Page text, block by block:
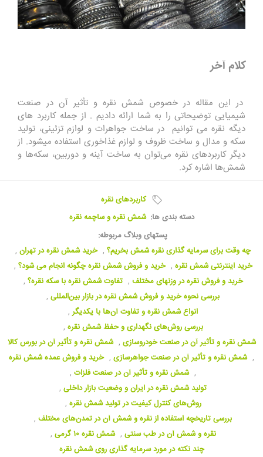
کلام آخر
در این مقاله در خصوص شمش نقره و تأثیر آن در صنعت
شیمیایی توضیحاتی را به شما ارائه دادیم . از جمله کاربرد های
دیگه نقره می توانیم در ساخت جواهرات و لوازم تزئینی، تولید
سکه و مدال و ساخت ظروف و لوازم غذاخوری استفاده میشود. از
دیگر کاربردهای نقره می‌توان به ساخت آینه و دوربین، سکه‌ها و
شمش‌ها اشاره کرد.
کاربردهای نقره
دسته بندی ها: شمش نقره و ساچمه نقره
پستهای وبلاگ مربوطه:
چه وقت برای سرمایه گذاری نقره شمش بخریم؟ , خرید شمش نقره در تهران ,
خرید اینترنتی شمش نقره , خرید و فروش شمش نقره چگونه انجام می شود؟ ,
خرید و فروش نقره در وزنهای مختلف , تفاوت شمش نقره با سکه نقره؟ ,
بررسی نحوه خرید و فروش شمش نقره در بازار بین‌المللی ,
انواع شمش نقره و تفاوت آن‌ها با یکدیگر ,
بررسی روش‌های نگهداری و حفظ شمش نقره ,
شمش نقره و تأثیر آن در صنعت خودروسازی , شمش نقره و تأثیر آن در بورس کالا
, شمش نقره و تأثیر آن در صنعت جواهرسازی , خرید و فروش عمده شمش نقره
, شمش نقره و تأثیر آن در صنعت فلزات ,
تولید شمش نقره در ایران و وضعیت بازار داخلی ,
روش‌های کنترل کیفیت در تولید شمش نقره ,
بررسی تاریخچه استفاده از نقره و شمش آن در تمدن‌های مختلف ,
نقره و شمش آن در طب سنتی , شمش نقره ۱۰ گرمی
,
چند نکته در مورد سرمایه گذاری روی شمش نقره